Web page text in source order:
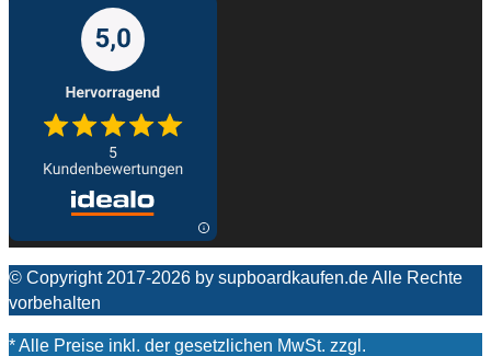
© Copyright 2017-2026 by supboardkaufen.de Alle Rechte
vorbehalten
* Alle Preise inkl. der gesetzlichen MwSt. zzgl.